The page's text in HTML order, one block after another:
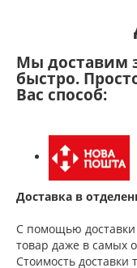
Мы доставим
быстро.
Вас способ:
Доставка в
С помощью
товар даже в самых
Стоимость доставки